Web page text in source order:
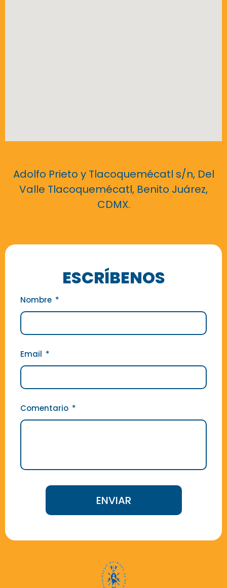
Adolfo Prieto y Tlacoquemécatl s/n, Del
Valle Tlacoquemécatl, Benito Juárez,
CDMX.
ESCRÍBENOS
Nombre
Email
Comentario
ENVIAR